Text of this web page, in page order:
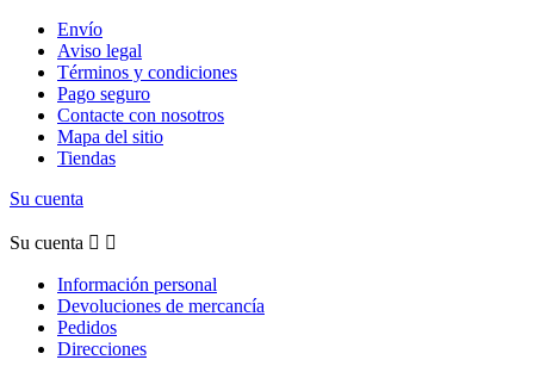
Envío
Aviso legal
Términos y condiciones
Pago seguro
Contacte con nosotros
Mapa del sitio
Tiendas
Su cuenta
Su cuenta  
Información personal
Devoluciones de mercancía
Pedidos
Direcciones